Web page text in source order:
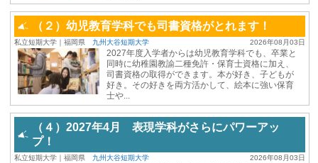
（２）幼児教育学科でも司書資格がとれます！
2026年08月03日
私立短期大学｜福岡県 九州大谷短期大学
2027年度入学者からは幼児教育学科でも、卒業と
同時に幼稚園教諭二種免許・保育士資格に加え、
司書資格の取得ができます。本が好き、子どもが
好き。その好きを両方活かして、絵本に強い保育
士や...
（４）2027年4月 表現学科がさらにパワーアッ
プ！
2026年08月03日
私立短期大学｜福岡県 九州大谷短期大学